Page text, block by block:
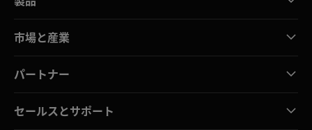
市場と産業
パートナー
セールスとサポート